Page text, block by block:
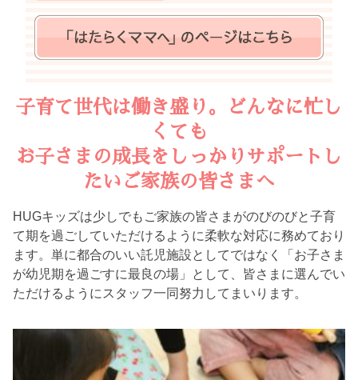
子育て世代は働き盛り。どんなに忙し
くても
お子さまの成長をしっかりサポートし
たいご家族の皆さまへ
HUGキッズは少しでもご家族の皆さまがのびのびと子育
て期を過ごしていただけるように柔軟な対応に務めており
ます。単に都合のいい託児施設としてではなく「お子さま
が幼児期を過ごすに最良の場」として、皆さまに選んでい
ただけるようにスタッフ一同努力してまいります。